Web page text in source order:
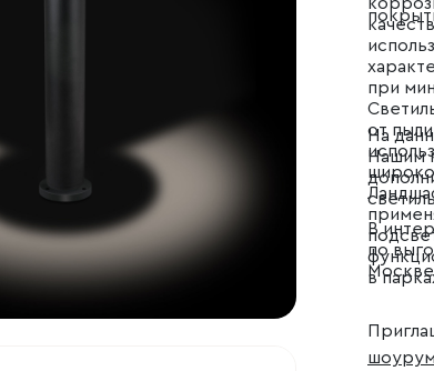
при
от
в
На
Нашим
В
по